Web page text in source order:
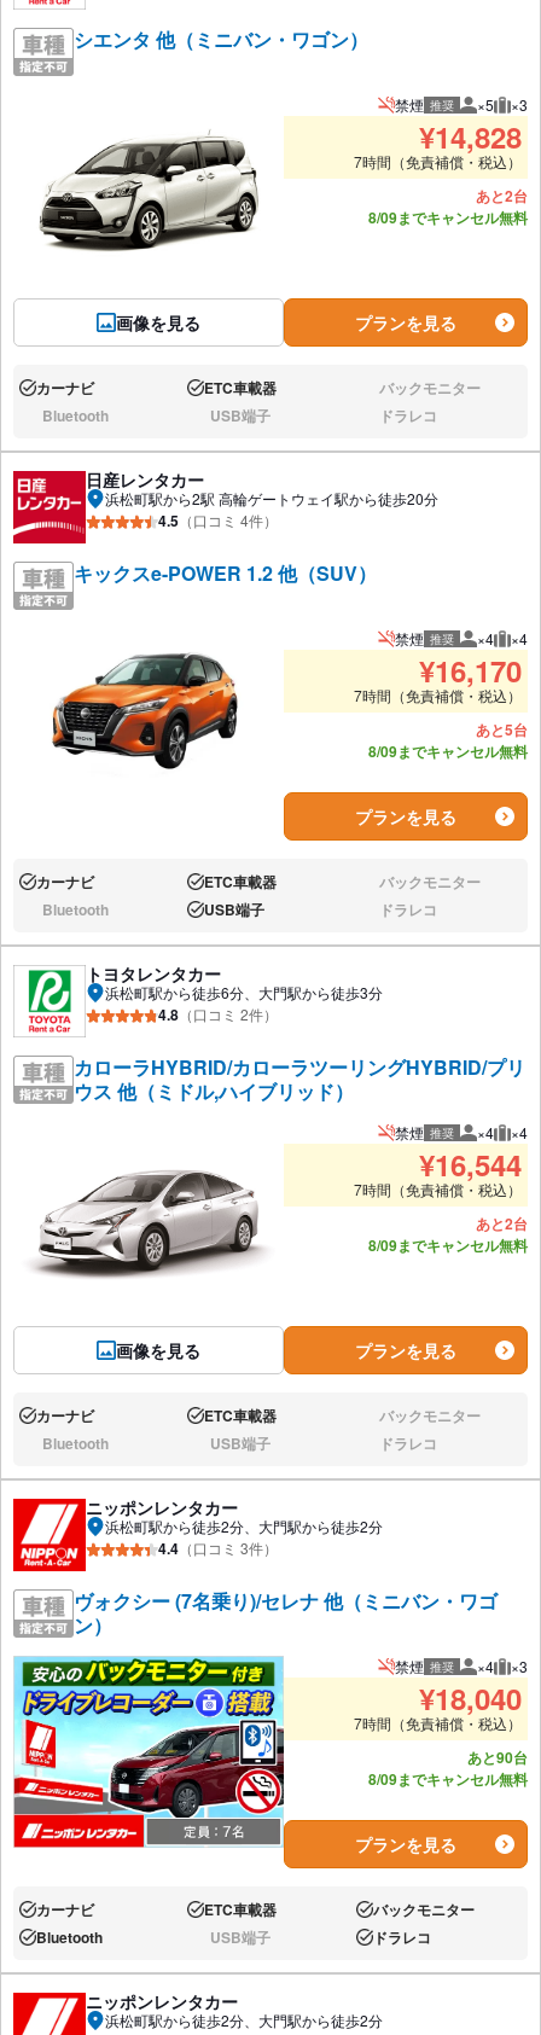
シエンタ 他（ミニバン・ワゴン）
画像を見る
禁煙 推奨 推奨人数
×5 推
×3
¥14,828
7時間（免責補償・税込）
あと2台
8/09までキャンセル無料
プランを見る
あり:カーナビ あり:ETC車載器 なし:バックモニター
なし:Bluetooth なし:USB端子 なし:ドラレコ
日産レンタカー
浜松町駅から2駅 高輪ゲートウェイ駅から徒歩20分
4.5 （口コミ 4件）
キックスe-POWER 1.2 他（SUV）
禁煙 推奨 推奨人数
×4 推
×4
¥16,170
7時間（免責補償・税込）
あと5台
8/09までキャンセル無料
プランを見る
あり:カーナビ あり:ETC車載器 なし:バックモニター
なし:Bluetooth あり:USB端子 なし:ドラレコ
トヨタレンタカー
浜松町駅から徒歩6分、大門駅から徒歩3分
4.8 （口コミ 2件）
カローラHYBRID/カローラツーリングHYBRID/プリ
ウス 他（ミドル,ハイブリッド）
画像を見る
禁煙 推奨 推奨人数
×4 推
×4
¥16,544
7時間（免責補償・税込）
あと2台
8/09までキャンセル無料
プランを見る
あり:カーナビ あり:ETC車載器 なし:バックモニター
なし:Bluetooth なし:USB端子 なし:ドラレコ
ニッポンレンタカー
浜松町駅から徒歩2分、大門駅から徒歩2分
4.4 （口コミ 3件）
ヴォクシー (7名乗り)/セレナ 他（ミニバン・ワゴ
ン）
禁煙 推奨 推奨人数
×4 推
×3
¥18,040
7時間（免責補償・税込）
あと90台
8/09までキャンセル無料
プランを見る
あり:カーナビ あり:ETC車載器 あり:バックモニター
あり:Bluetooth なし:USB端子 あり:ドラレコ
ニッポンレンタカー
浜松町駅から徒歩2分、大門駅から徒歩2分